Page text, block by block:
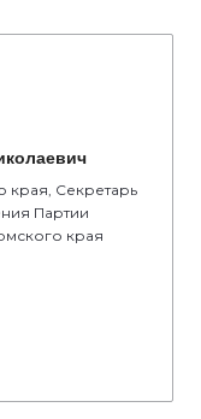
края, Секретарь
Партии
края